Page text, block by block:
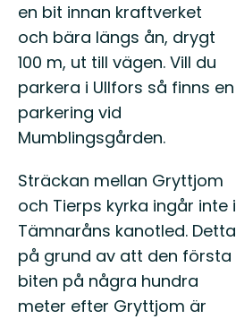
en bit innan kraftverket
och bära längs ån, drygt
100 m, ut till vägen. Vill du
parkera i Ullfors så finns en
parkering vid
Mumblingsgården.
Sträckan mellan Gryttjom
och Tierps kyrka ingår inte i
Tämnaråns kanotled. Detta
på grund av att den första
biten på några hundra
meter efter Gryttjom är